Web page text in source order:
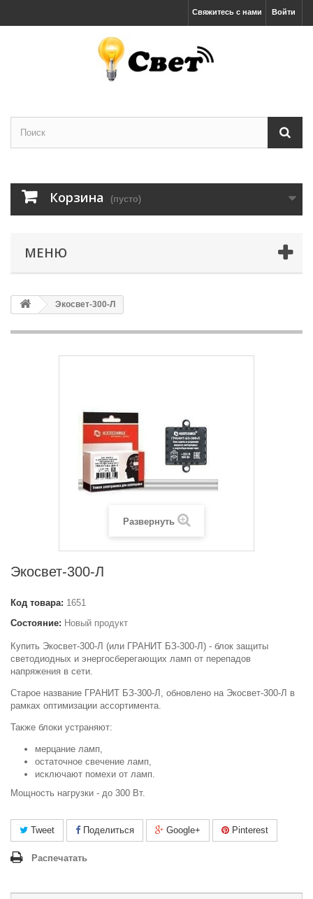
Войти
Свяжитесь с нами
Корзина (пусто)
МЕНЮ
Экосвет-300-Л
Развернуть
Экосвет-300-Л
Код товара: 1651
Состояние: Новый продукт
Купить Экосвет-300-Л (или ГРАНИТ БЗ-300-Л) - блок защиты
светодиодных и энергосберегающих ламп от перепадов
напряжения в сети.
Старое название ГРАНИТ БЗ-300-Л, обновлено на Экосвет-300-Л в
рамках оптимизации ассортимента.
Также блоки устраняют:
мерцание ламп,
остаточное свечение ламп,
исключают помехи от ламп.
Мощность нагрузки - до 300 Вт.
Tweet Поделиться Google+ Pinterest
Распечатать